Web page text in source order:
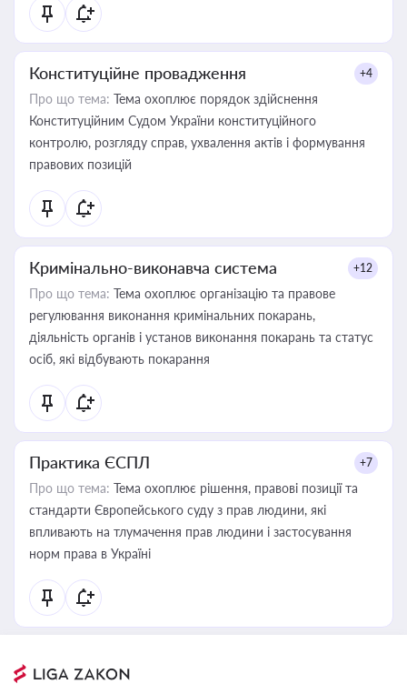
Конституційне провадження +4
Про що тема: Тема охоплює порядок здійснення
Конституційним Судом України конституційного
контролю, розгляду справ, ухвалення актів і формування
правових позицій
Кримінально-виконавча система +12
Про що тема: Тема охоплює організацію та правове
регулювання виконання кримінальних покарань,
діяльність органів і установ виконання покарань та статус
осіб, які відбувають покарання
Практика ЄСПЛ +7
Про що тема: Тема охоплює рішення, правові позиції та
стандарти Європейського суду з прав людини, які
впливають на тлумачення прав людини і застосування
норм права в Україні